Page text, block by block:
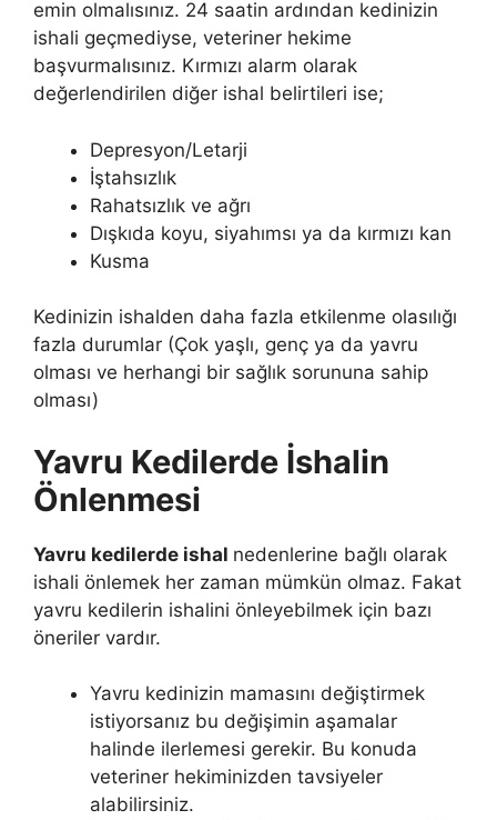
emin olmalısınız. 24 saatin ardından kedinizin
ishali geçmediyse, veteriner hekime
başvurmalısınız. Kırmızı alarm olarak
değerlendirilen diğer ishal belirtileri ise;
Depresyon/Letarji
İştahsızlık
Rahatsızlık ve ağrı
Dışkıda koyu, siyahımsı ya da kırmızı kan
Kusma
Kedinizin ishalden daha fazla etkilenme olasılığı
fazla durumlar (Çok yaşlı, genç ya da yavru
olması ve herhangi bir sağlık sorununa sahip
olması)
Yavru Kedilerde İshalin
Önlenmesi
Yavru kedilerde ishal nedenlerine bağlı olarak
ishali önlemek her zaman mümkün olmaz. Fakat
yavru kedilerin ishalini önleyebilmek için bazı
öneriler vardır.
Yavru kedinizin mamasını değiştirmek
istiyorsanız bu değişimin aşamalar
halinde ilerlemesi gerekir. Bu konuda
veteriner hekiminizden tavsiyeler
alabilirsiniz.